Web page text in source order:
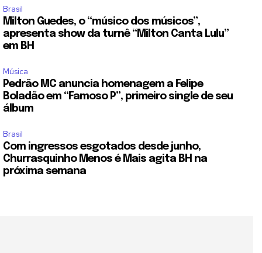
Brasil
Milton Guedes, o “músico dos músicos”,
apresenta show da turnê “Milton Canta Lulu”
em BH
Música
Pedrão MC anuncia homenagem a Felipe
Boladão em “Famoso P”, primeiro single de seu
álbum
Brasil
Com ingressos esgotados desde junho,
Churrasquinho Menos é Mais agita BH na
próxima semana